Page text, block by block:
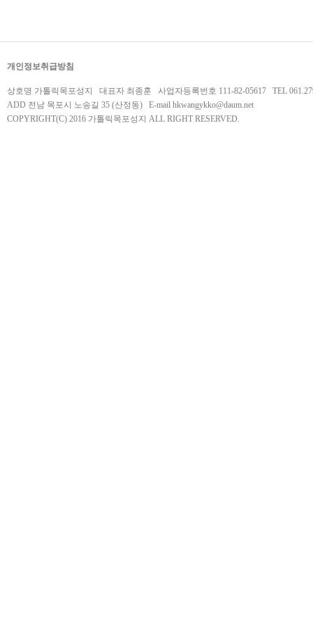
개인정보취급방침
상호명 가톨릭목포성지 대표자 최종훈 사업자등록번호 111-82-05617 TEL
ADD 전남 목포시 노송길 35 (산정동) E-mail hkwangykko@daum.net
COPYRIGHT(C) 2016 가톨릭목포성지 ALL RIGHT RESERVED.